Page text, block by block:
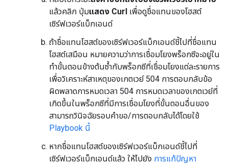
แล้วคลิก ปุ่มแสดง Curl เพื่อดูชื่อแทนของโฮสต์
เซิร์ฟเวอร์แบ็กเอนด์
ถ้าชื่อแทนโฮสต์ของเซิร์ฟเวอร์แบ็กเอนด์ชี้ไปที่ชื่อแทน
โฮสต์เสมือน หมายความว่าการเชื่อมโยงพร็อกซีจะอยู่ใน
ทำขั้นตอนข้างต้นซ้ำกับพร็อกซีที่เชื่อมโยงแต่ละรายการ
เพื่อวิเคราะห์สาเหตุของเกตเวย์ 504 การตอบกลับข้อ
ผิดพลาดการหมดเวลา 504 การหมดเวลาของเกตเวย์ที่
เกิดขึ้นในพร็อกซีที่มีการเชื่อมโยงที่ขั้นตอนอื่นของ
สามารถวินิจฉัยรอบคำขอ/การตอบกลับได้โดยใช้
Playbook นี้
หากชื่อแทนโฮสต์ของเซิร์ฟเวอร์แบ็กเอนด์ชี้ไปที่
เซิร์ฟเวอร์แบ็กเอนด์แล้ว ให้ไปยัง การแก้ปัญหา